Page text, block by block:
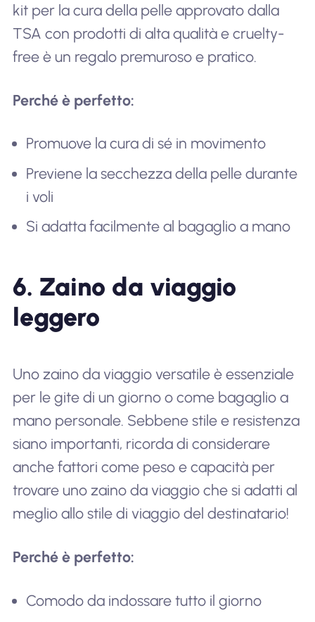
kit per la cura della pelle approvato dalla
TSA con prodotti di alta qualità e cruelty-
free è un regalo premuroso e pratico.
Perché è perfetto:
Promuove la cura di sé in movimento
Previene la secchezza della pelle durante
i voli
Si adatta facilmente al bagaglio a mano
6. Zaino da viaggio
leggero
Uno zaino da viaggio versatile è essenziale
per le gite di un giorno o come bagaglio a
mano personale. Sebbene stile e resistenza
siano importanti, ricorda di considerare
anche fattori come peso e capacità per
trovare uno zaino da viaggio che si adatti al
meglio allo stile di viaggio del destinatario!
Perché è perfetto:
Comodo da indossare tutto il giorno